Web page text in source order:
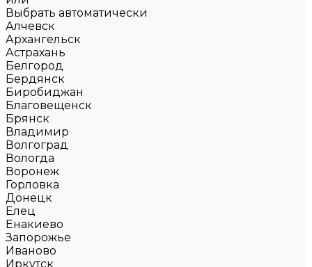
Выбрать автоматически
Алчевск
Архангельск
Астрахань
Белгород
Бердянск
Биробиджан
Благовещенск
Брянск
Владимир
Волгоград
Вологда
Воронеж
Горловка
Донецк
Елец
Енакиево
Запорожье
Иваново
Иркутск